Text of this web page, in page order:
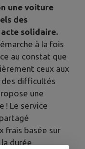
une voiture
des
solidaire.
à la fois
au constat que
ceux aux
difficultés
une
! Le service
frais basée sur
durée